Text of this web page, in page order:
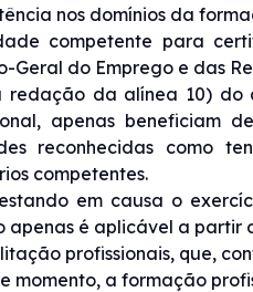
nos domínios da
competente para
Geral do Emprego e das
redação da alínea 10) do
apenas beneficiam
reconhecidas como
competentes.
estando em causa o
apenas é aplicável a partir
profissionais, que,
momento, a formação